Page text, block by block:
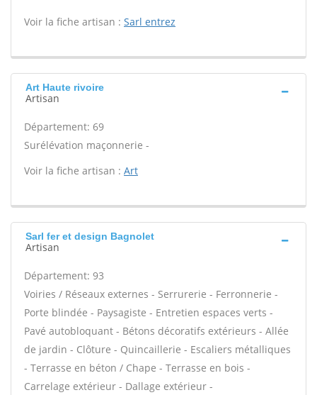
Voir la fiche artisan : Sarl entrez
Art Haute rivoire
Artisan
Département: 69
Surélévation maçonnerie -
Voir la fiche artisan : Art
Sarl fer et design Bagnolet
Artisan
Département: 93
Voiries / Réseaux externes - Serrurerie - Ferronnerie -
Porte blindée - Paysagiste - Entretien espaces verts -
Pavé autobloquant - Bétons décoratifs extérieurs - Allée
de jardin - Clôture - Quincaillerie - Escaliers métalliques
- Terrasse en béton / Chape - Terrasse en bois -
Carrelage extérieur - Dallage extérieur -